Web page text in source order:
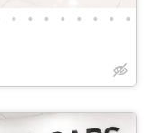
• • • • • • • •